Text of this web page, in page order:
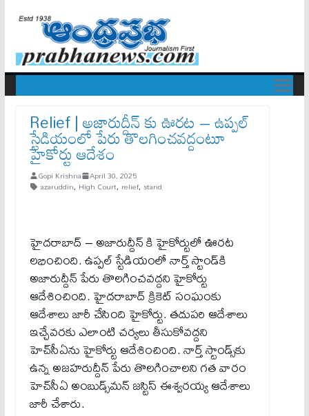
Relief | అజారుద్దీన్ కు ఊరట – ఉప్ప‌ల్
స్టేడియంలో పేరు తొల‌గించవ‌ద్దంటూ
హైకోర్టు ఆదేశం
Gopi Krishna April 30, 2025
azaruddin, High Court, relief, stand
హైదరాబాద్ – అజారుద్దీన్ కి హైకోర్టులో ఊరట
లభించింది. ఉప్పల్ స్టేడియంలో నార్త్ స్టాండ్‌కి
అజారుద్దీన్ పేరు తొలగించవద్దని హైకోర్టు
ఆదేశించింది. హైదరాబాద్‌ క్రికెట్‌ సంఘంకు
ఆదేశాలు జారీ చేసింది హైకోర్టు. తదుపరి ఆదేశాలు
ఇచ్చేవరకు ఎలాంటి చర్యలు తీసుకోవద్దని
హెచ్‌సీఏను హైకోర్టు ఆదేశించింది. నార్త్ స్టాండ్స్‌కు
ఉన్న అజహరుద్దీన్ పేరు తొలగించాలని గత వారం
హెచ్‌సీఏ అంబుడ్స్‌మన్ జస్టిస్ ఈశ్వరయ్య ఆదేశాలు
జారీ చేశారు.